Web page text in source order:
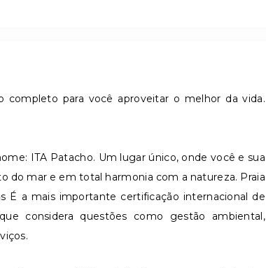
completo para você aproveitar o melhor da vida.
ITA Patacho. Um lugar único, onde você e sua
do mar e em total harmonia com a natureza. Praia
É a mais importante certificação internacional de
considera questões como gestão ambiental,